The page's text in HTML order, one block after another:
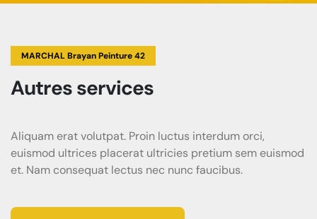
MARCHAL Brayan Peinture 42
Autres services
Aliquam erat volutpat. Proin luctus interdum orci,
euismod ultrices placerat ultricies pretium sem euismod
et. Nam consequat lectus nec nunc faucibus.